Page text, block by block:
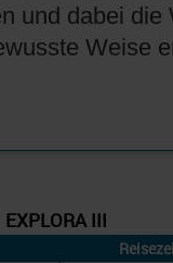
und dabei die
Weise
EXPLORA III